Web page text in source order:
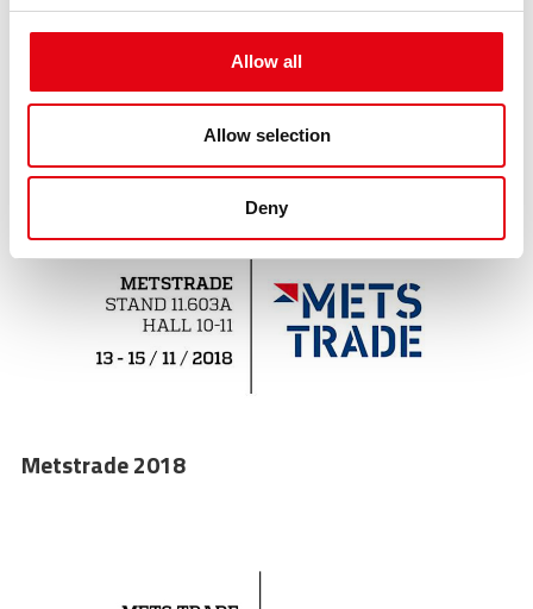
Allow all
Allow selection
Deny
Metstrade - Amsterdam 2019
Metstrade 2018